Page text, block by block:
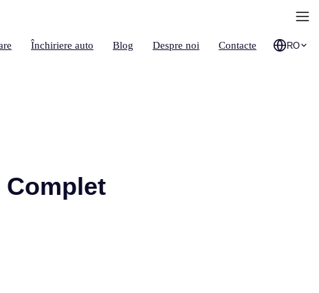
Închiriere auto Blog Despre noi Contacte RO